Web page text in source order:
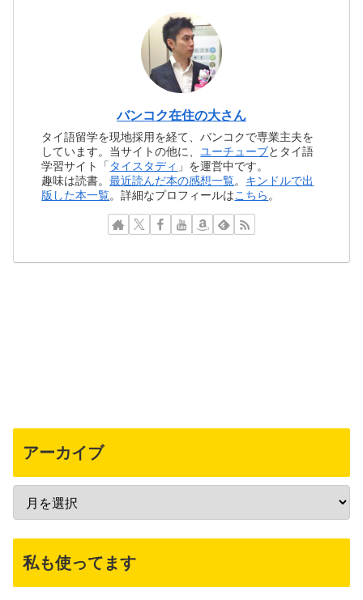
バンコク在住の大さん
タイ語留学を現地採用を経て、バンコクで専業主夫を
しています。当サイトの他に、 ユーチューブとタイ語
学習サイト「 タイスタディ 」を運営中です。
趣味は読書。最近読んだ本の感想一覧。 キンドルで出
版した本一覧。詳細なプロフィールはこちら 。
アーカイブ
私も使ってます